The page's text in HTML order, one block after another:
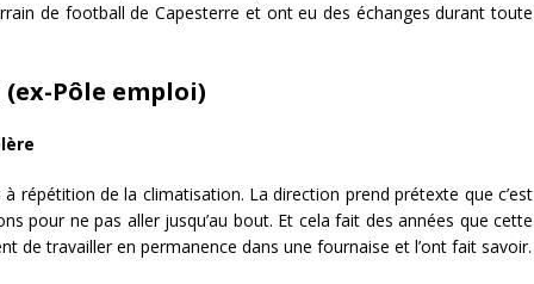
de football de Capesterre et ont eu des échanges durant toute
(ex-Pôle emploi)
répétition de la climatisation. La direction prend prétexte que c’est
pour ne pas aller jusqu’au bout. Et cela fait des années que cette
de travailler en permanence dans une fournaise et l’ont fait savoir.